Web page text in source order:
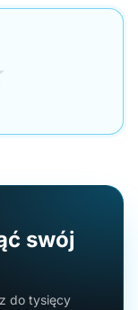
swój
do tysięcy